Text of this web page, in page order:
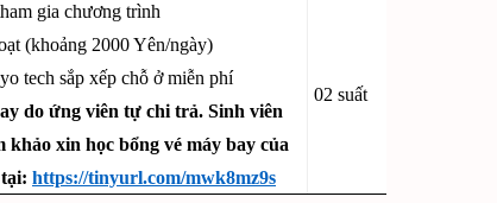
gia chương trình
(khoảng 2000 Yên/ngày)
tech sắp xếp chỗ ở miễn phí
do ứng viên tự chi trả. Sinh viên
khảo xin học bổng vé máy bay của
https://tinyurl.com/mwk8mz9s
02 suất